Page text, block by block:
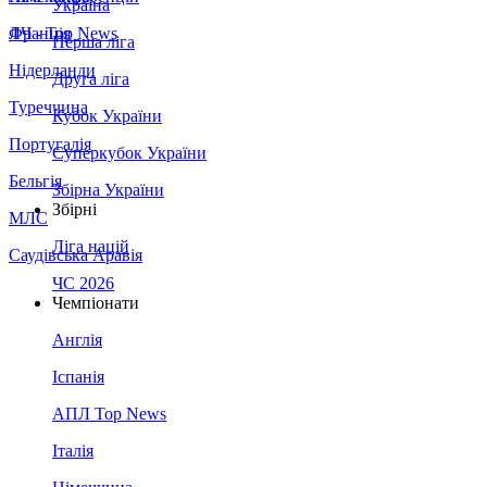
Франція
Нідерланди
Туреччина
Португалія
Бельгія
МЛС
Саудівська Аравія
ЛЧ - Top News
Україна
Перша ліга
Друга ліга
Кубок України
Суперкубок України
Збірна України
Збірні
Ліга націй
ЧС 2026
Чемпіонати
Англія
Іспанія
АПЛ Top News
Італія